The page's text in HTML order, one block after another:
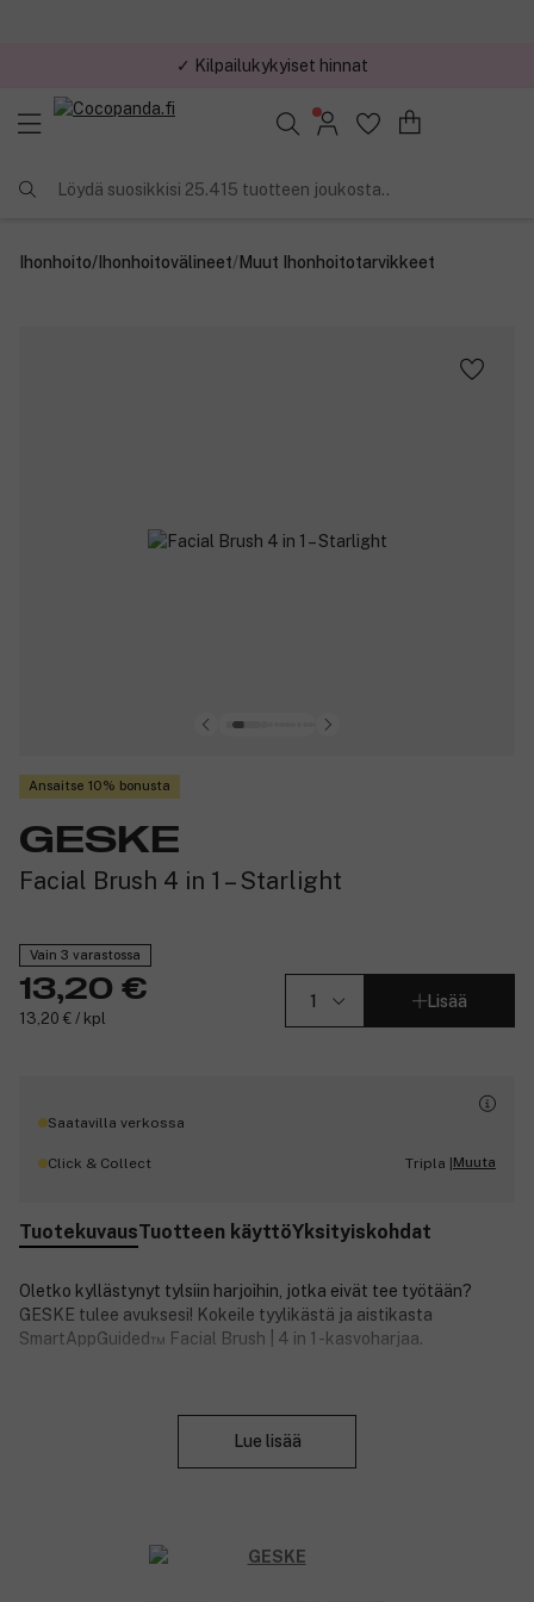
✓ Kilpailukykyiset hinnat
Löydä suosikkisi 25.415 tuotteen joukosta..
Ihonhoito/ Ihonhoitovälineet/Muut Ihonhoitotarvikkeet
Ansaitse 10% bonusta
GESKE
Facial Brush 4 in 1 – Starlight
Vain 3 varastossa
13,20 €
13,20 € / kpl
Lisää
Saatavilla verkossa
Click & Collect Tripla |Muuta
TuotekuvausTuotteen käyttöYksityiskohdat
Oletko kyllästynyt tylsiin harjoihin, jotka eivät tee työtään?
GESKE tulee avuksesi! Kokeile tyylikästä ja aistikasta
SmartAppGuided™ Facial Brush | 4 in 1 -kasvoharjaa.
Facial Brush 4 in 1 on varustettu seuraavilla ominaisuuksilla:
ihosta hehkuvan ja virheettömän.
Lue lisää